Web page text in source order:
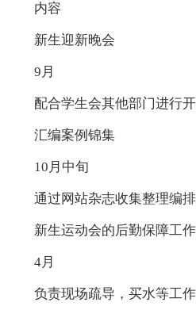
内容
新生迎新晚会
9月
配合学生会其他部门进行
汇编案例锦集
10月中旬
通过网站杂志收集整理编
新生运动会的后勤保障工作
4月
负责现场疏导，买水等工作